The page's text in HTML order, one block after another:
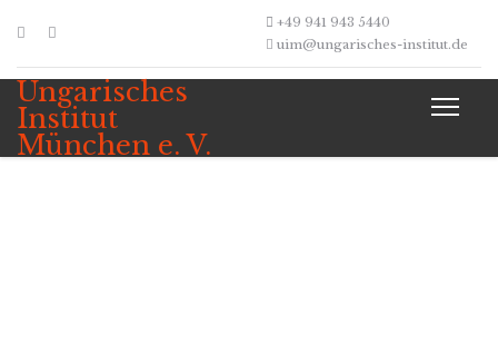
+49 941 943 5440
uim@ungarisches-institut.de
Ungarisches
Institut
München e. V.